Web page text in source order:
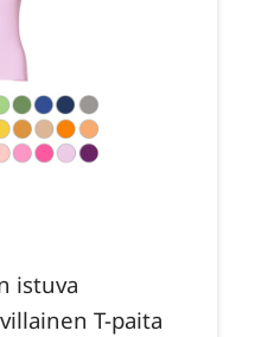
istuva
T-paita